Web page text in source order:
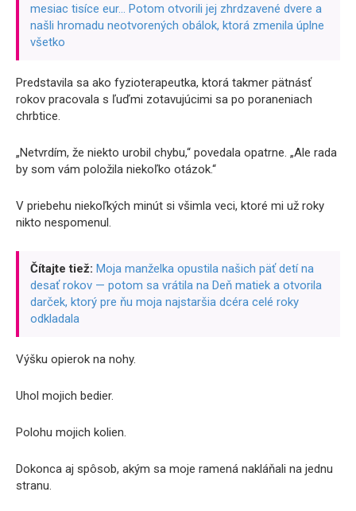
mesiac tisíce eur… Potom otvorili jej zhrdzavené dvere a
našli hromadu neotvorených obálok, ktorá zmenila úplne
všetko
Predstavila sa ako fyzioterapeutka, ktorá takmer pätnásť
rokov pracovala s ľuďmi zotavujúcimi sa po poraneniach
chrbtice.
„Netvrdím, že niekto urobil chybu,“ povedala opatrne. „Ale rada
by som vám položila niekoľko otázok.“
V priebehu niekoľkých minút si všimla veci, ktoré mi už roky
nikto nespomenul.
Čítajte tiež: Moja manželka opustila našich päť detí na
desať rokov — potom sa vrátila na Deň matiek a otvorila
darček, ktorý pre ňu moja najstaršia dcéra celé roky
odkladala
Výšku opierok na nohy.
Uhol mojich bedier.
Polohu mojich kolien.
Dokonca aj spôsob, akým sa moje ramená nakláňali na jednu
stranu.